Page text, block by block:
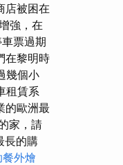
店被困在
強，在
票過期
在黎明時
幾個小
租賃系
的歐洲最
家，請
長的購
餐外燴